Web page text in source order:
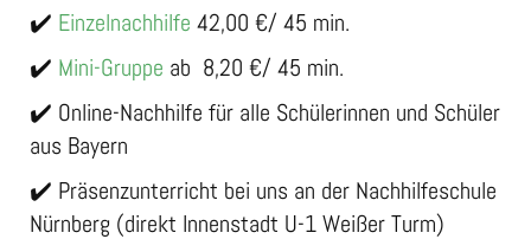
✔️ Einzelnachhilfe 42,00 €/ 45 min.
✔️ Mini-Gruppe ab 8,20 €/ 45 min.
✔️ Online-Nachhilfe für alle Schülerinnen und Schüler
aus Bayern
✔️ Präsenzunterricht bei uns an der Nachhilfeschule
Nürnberg (direkt Innenstadt U-1 Weißer Turm)